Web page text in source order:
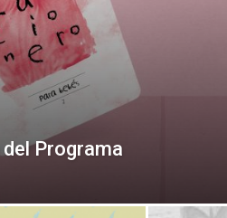
Peruana
Programa